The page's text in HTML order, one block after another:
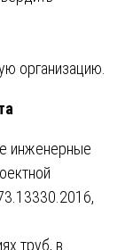
организацию.
инженерные
труб, в